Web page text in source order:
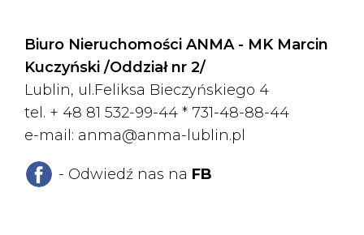
Biuro Nieruchomości ANMA - MK Marcin
Kuczyński /Oddział nr 2/
Lublin, ul.Feliksa Bieczyńskiego 4
tel. + 48 81 532-99-44 * 731-48-88-44
e-mail: anma@anma-lublin.pl
- Odwiedź nas na FB